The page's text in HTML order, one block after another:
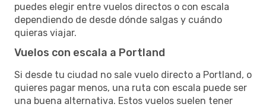
puedes elegir entre vuelos directos o con escala
dependiendo de desde dónde salgas y cuándo
quieras viajar.
Vuelos con escala a Portland
Si desde tu ciudad no sale vuelo directo a Portland, o
quieres pagar menos, una ruta con escala puede ser
una buena alternativa. Estos vuelos suelen tener